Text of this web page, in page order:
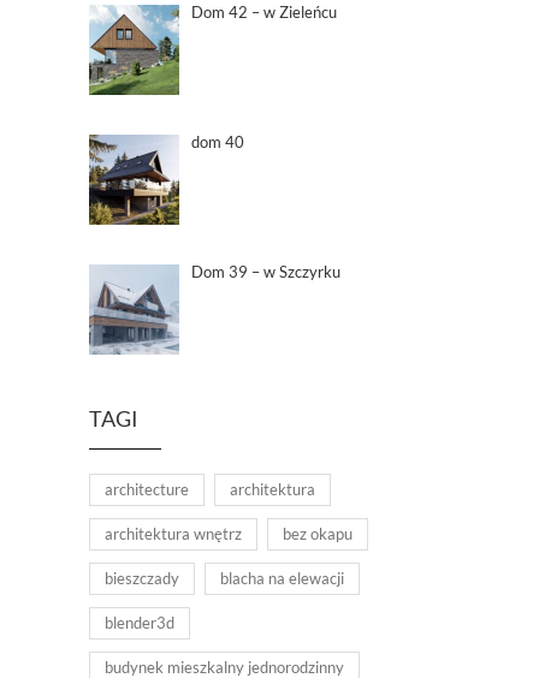
Dom 42 – w Zieleńcu
dom 40
Dom 39 – w Szczyrku
TAGI
architecture architektura
architektura wnętrz bez okapu
bieszczady blacha na elewacji
blender3d
budynek mieszkalny jednorodzinny